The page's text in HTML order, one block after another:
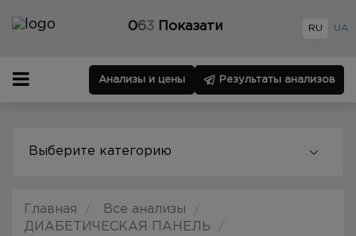
063 Показати RU UA
Анализы и цены Результаты анализов
Выберите категорию
Главная
Все анализы
ДИАБЕТИЧЕСКАЯ ПАНЕЛЬ